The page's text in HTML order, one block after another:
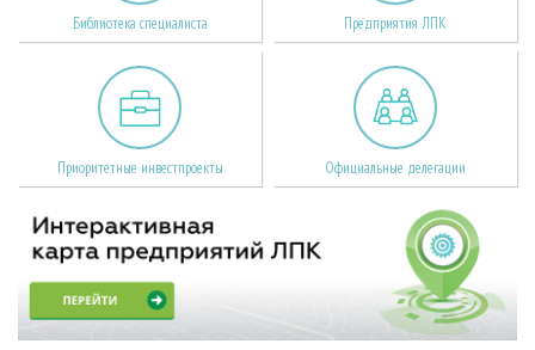
Библиотека специалиста Предприятия ЛПК
Приоритетные инвестпроекты Официальные делегации